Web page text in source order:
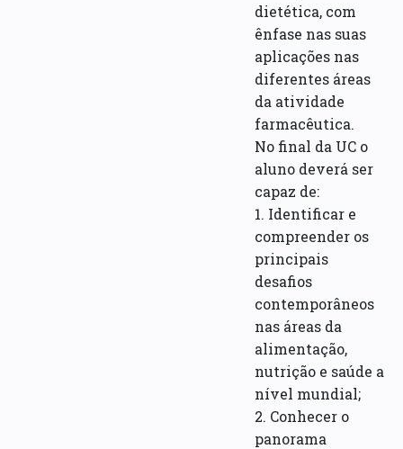
dietética, com
ênfase nas suas
aplicações nas
diferentes áreas
da atividade
farmacêutica.
No final da UC o
aluno deverá ser
capaz de:
1. Identificar e
compreender os
principais
desafios
contemporâneos
nas áreas da
alimentação,
nutrição e saúde a
nível mundial;
2. Conhecer o
panorama